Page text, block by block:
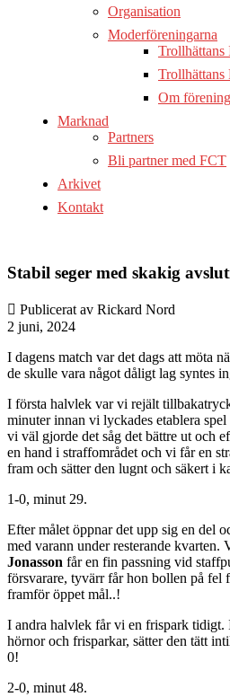
Organisation
Moderföreningarna
Trollhättans
Trollhättans
Om
Marknad
Partners
Bli partner med FCT
Arkivet
Kontakt
Stabil seger med skakig
Publicerat av Rickard Nord
2 juni, 2024
I dagens match var det dags att möta
de skulle vara något dåligt lag syntes
I första halvlek var vi rejält
minuter innan vi lyckades etablera
vi väl gjorde det såg det bättre ut och
en hand i straffområdet och vi får en
fram och sätter den lugnt och säkert i
1-0, minut 29.
Efter målet öppnar det upp sig en del
med varann under resterande kvarten.
Jonasson får en fin passning vid
försvarare, tyvärr får hon bollen på fel
framför öppet mål..!
I andra halvlek får vi en frispark tidigt.
hörnor och frisparkar, sätter den tätt
0!
2-0, minut 48.